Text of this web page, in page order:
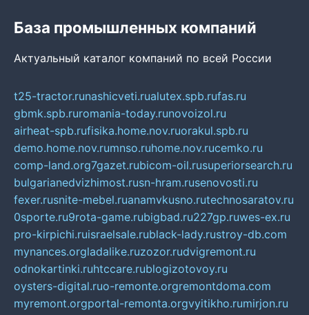
База промышленных компаний
Актуальный каталог компаний по всей России
t25-tractor.runashicveti.rualutex.spb.rufas.ru
gbmk.spb.ruromania-today.runovoizol.ru
airheat-spb.rufisika.home.nov.ruorakul.spb.ru
demo.home.nov.rumnso.ruhome.nov.rucemko.ru
comp-land.org7gazet.rubicom-oil.rusuperiorsearch.ru
bulgarianedvizhimost.rusn-hram.rusenovosti.ru
fexer.rusnite-mebel.ruanamvkusno.rutechnosaratov.ru
0sporte.ru9rota-game.rubigbad.ru227gp.ruwes-ex.ru
pro-kirpichi.ruisraelsale.rublack-lady.rustroy-db.com
mynances.orgladalike.ruzozor.rudvigremont.ru
odnokartinki.ruhtccare.rublogizotovoy.ru
oysters-digital.ruo-remonte.orgremontdoma.com
myremont.orgportal-remonta.orgvyitikho.rumirjon.ru